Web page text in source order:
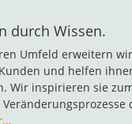
durch Wissen.
Umfeld erweitern
und helfen
Wir inspirieren sie